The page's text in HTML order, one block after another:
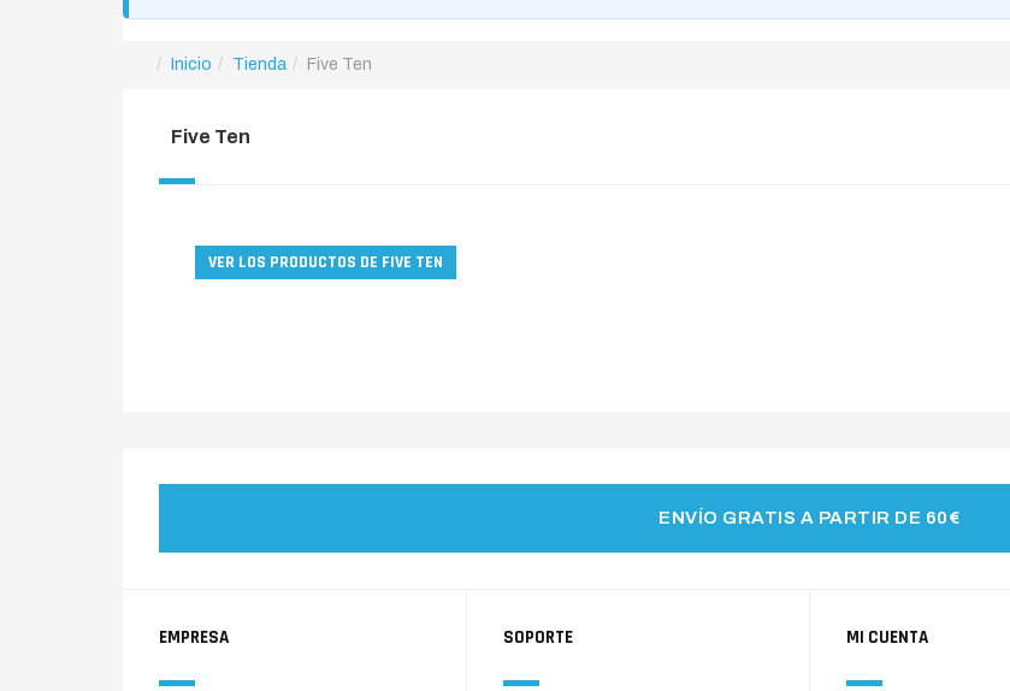
Inicio Tienda Five Ten
Five Ten
VER LOS PRODUCTOS DE FIVE TEN
ENVÍO GRATIS A PARTIR DE 60€
EMPRESA SOPORTE MI CUENTA